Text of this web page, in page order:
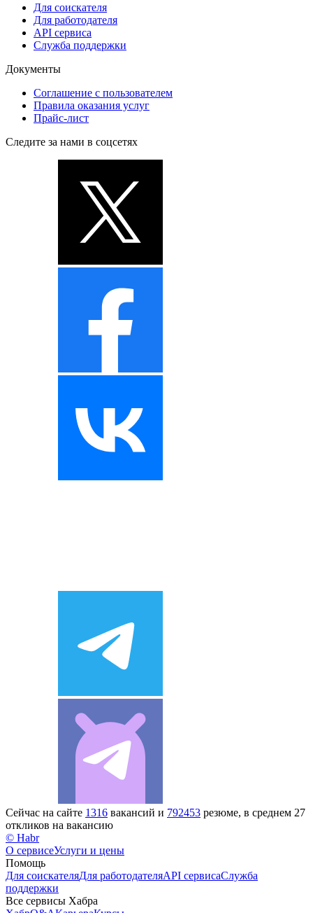
Для соискателя
Для работодателя
API сервиса
Служба поддержки
Документы
Соглашение с пользователем
Правила оказания услуг
Прайс-лист
Следите за нами в соцсетях
Сейчас на сайте 1316 вакансий и 792453 резюме, в среднем 27
откликов на вакансию
© Habr
О сервисеУслуги и цены
Помощь
Для соискателяДля работодателяAPI сервисаСлужба
поддержки
Все сервисы Хабра